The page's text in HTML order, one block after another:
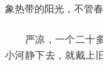
象热带的阳光，不管
严凉，一个二十多
小河静下去，就戴上